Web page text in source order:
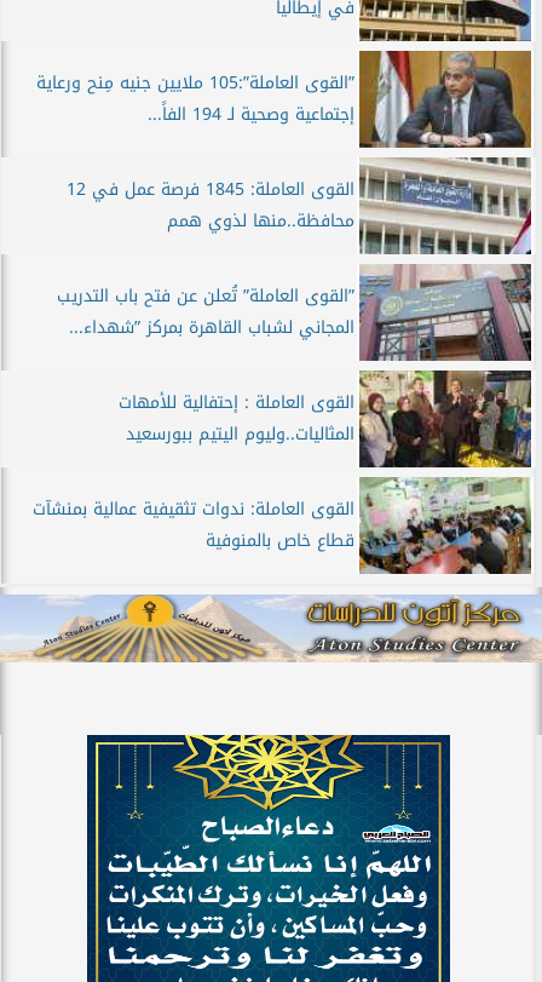
في إيطاليا
”القوى العاملة”:105 ملايين جنيه مِنح ورعاية
إجتماعية وصحية لـ 194 الفاً...
القوى العاملة: 1845 فرصة عمل في 12
محافظة..منها لذوي همم
”القوى العاملة” تُعلن عن فتح باب التدريب
المجاني لشباب القاهرة بمركز ”شهداء...
القوى العاملة : إحتفالية للأمهات
المثاليات..وليوم اليتيم ببورسعيد
القوى العاملة: ندوات تثقيفية عمالية بمنشآت
قطاع خاص بالمنوفية